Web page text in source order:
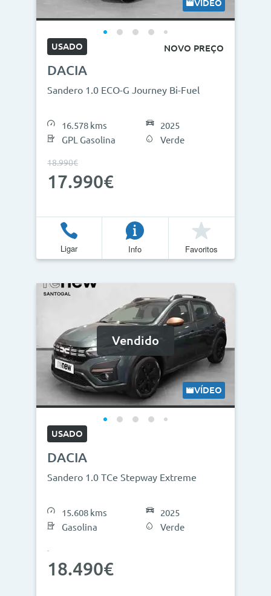
VÍDEO
USADO NOVO PREÇO
DACIA
Sandero 1.0 ECO-G Journey Bi-Fuel
16.578 kms
GPL Gasolina
2025
Verde
18.990€
17.990€
Ligar Info Favoritos
Vendido
VÍDEO
USADO
DACIA
Sandero 1.0 TCe Stepway Extreme
15.608 kms
Gasolina
2025
Verde
18.490€